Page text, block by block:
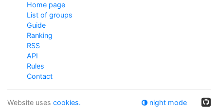
Home page
List of groups
Guide
Ranking
RSS
API
Rules
Contact
Website uses cookies. night mode